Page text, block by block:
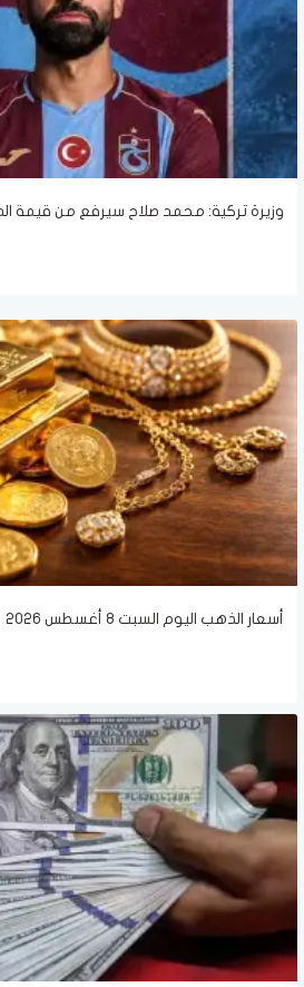
وزيرة تركية: محمد صلاح سيرفع من قيمة
أسعار الذهب اليوم السبت 8 أغسطس 2026